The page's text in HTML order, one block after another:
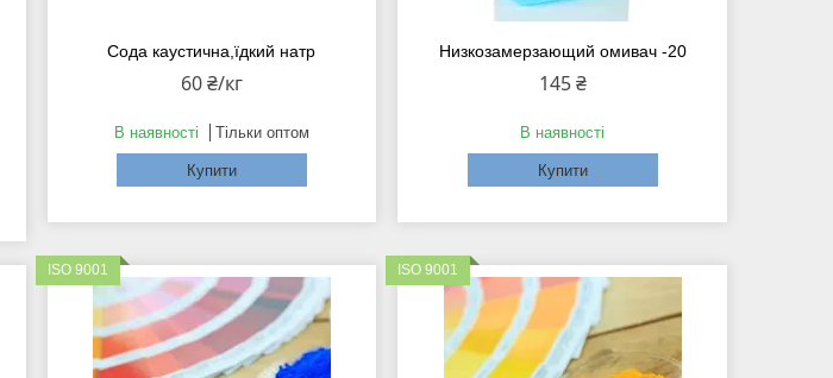
Сода каустична,їдкий натр
60 ₴/кг
В наявності Тільки оптом
Купити
Низкозамерзающий омивач -20
145 ₴
В наявності
Купити
ISO 9001 ISO 9001